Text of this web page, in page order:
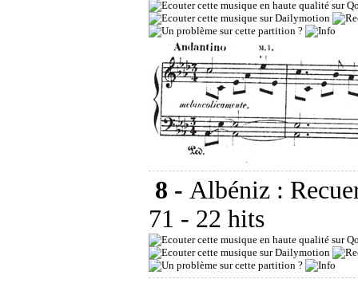
8 - Albéniz :
71 - 22 hits